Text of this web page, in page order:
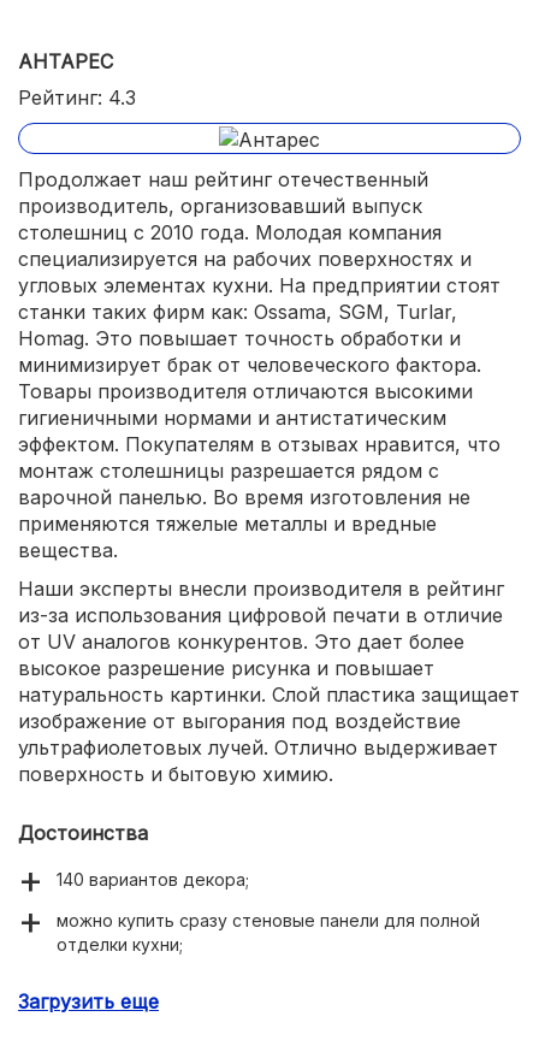
АНТАРЕС
Рейтинг: 4.3
Продолжает наш рейтинг отечественный
производитель, организовавший выпуск
столешниц с 2010 года. Молодая компания
специализируется на рабочих поверхностях и
угловых элементах кухни. На предприятии стоят
станки таких фирм как: Ossama, SGM, Turlar,
Homag. Это повышает точность обработки и
минимизирует брак от человеческого фактора.
Товары производителя отличаются высокими
гигиеничными нормами и антистатическим
эффектом. Покупателям в отзывах нравится, что
монтаж столешницы разрешается рядом с
варочной панелью. Во время изготовления не
применяются тяжелые металлы и вредные
вещества.
Наши эксперты внесли производителя в рейтинг
из-за использования цифровой печати в отличие
от UV аналогов конкурентов. Это дает более
высокое разрешение рисунка и повышает
натуральность картинки. Слой пластика защищает
изображение от выгорания под воздействие
ультрафиолетовых лучей. Отлично выдерживает
поверхность и бытовую химию.
Достоинства
140 вариантов декора;
можно купить сразу стеновые панели для полной
отделки кухни;
Загрузить еще